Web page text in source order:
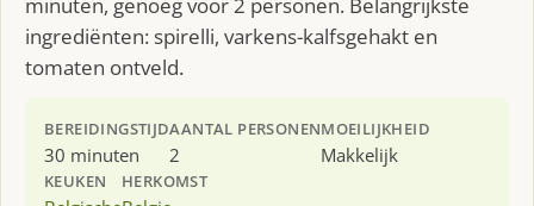
ingrediënten: spirelli, varkens-kalfsgehakt en
tomaten ontveld.
BEREIDINGSTIJD
30 minuten
AANTAL PERSONEN
2
MOEILIJKHEID
Makkelijk
KEUKEN HERKOMST